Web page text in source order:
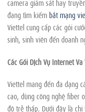
camera giám sát hay
đang tìm kiếm bắt mạng
Viettel cung cấp các gói
sinh, sinh viên đến doanh
Các Gói Dịch Vụ Internet
Viettel mang đến đa dạng
cao, dùng công nghệ fiber
độ trễ thấp. Dưới đây là